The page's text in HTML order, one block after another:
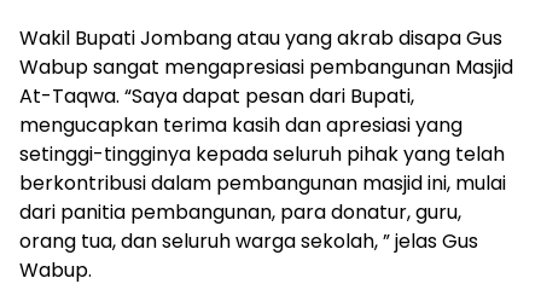
Wakil Bupati Jombang atau yang akrab disapa Gus
Wabup sangat mengapresiasi pembangunan Masjid
At-Taqwa. “Saya dapat pesan dari Bupati,
mengucapkan terima kasih dan apresiasi yang
setinggi-tingginya kepada seluruh pihak yang telah
berkontribusi dalam pembangunan masjid ini, mulai
dari panitia pembangunan, para donatur, guru,
orang tua, dan seluruh warga sekolah, ” jelas Gus
Wabup.